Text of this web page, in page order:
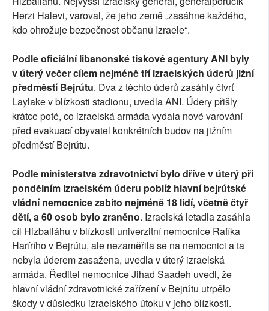
Herzi Halevi, varoval, že jeho země „zasáhne každého,
kdo ohrožuje bezpečnost občanů Izraele“.
Podle oficiální libanonské tiskové agentury ANI byly
v úterý večer cílem nejméně tří izraelských úderů jižní
předměstí Bejrútu. Dva z těchto úderů zasáhly čtvrť
Laylake v blízkosti stadionu, uvedla ANI. Údery přišly
krátce poté, co izraelská armáda vydala nové varování
před evakuací obyvatel konkrétních budov na jižním
předměstí Bejrútu.
Podle ministerstva zdravotnictví bylo dříve v úterý při
pondělním izraelském úderu poblíž hlavní bejrútské
vládní nemocnice zabito nejméně 18 lidí, včetně čtyř
dětí, a 60 osob bylo zraněno. Izraelská letadla zasáhla
cíl Hizballáhu v blízkosti univerzitní nemocnice Rafíka
Harírího v Bejrútu, ale nezaměřila se na nemocnici a ta
nebyla úderem zasažena, uvedla v úterý izraelská
armáda. Ředitel nemocnice Jihad Saadeh uvedl, že
hlavní vládní zdravotnické zařízení v Bejrútu utrpělo
škody v důsledku izraelského útoku v jeho blízkosti.